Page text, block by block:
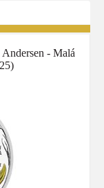
- Malá